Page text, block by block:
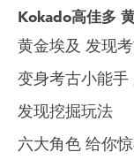
玩具清货
Kokado高佳多
黄金埃及 发现
变身考古小能
发现挖掘玩法
六大角色 给你